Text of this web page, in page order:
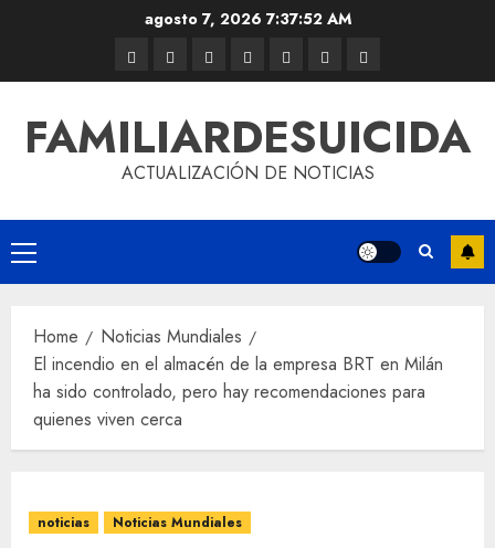
agosto 7, 2026 7:37:52 AM
FAMILIARDESUICIDA
ACTUALIZACIÓN DE NOTICIAS
Home
Noticias Mundiales
El incendio en el almacén de la empresa BRT en Milán
ha sido controlado, pero hay recomendaciones para
quienes viven cerca
noticias Noticias Mundiales